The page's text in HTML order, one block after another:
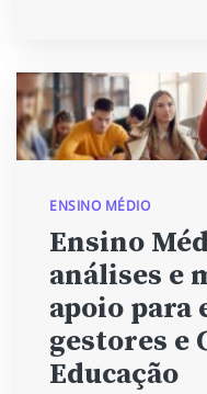
ENSINO MÉDIO
Ensino
análises e
apoio para
gestores e
Educação